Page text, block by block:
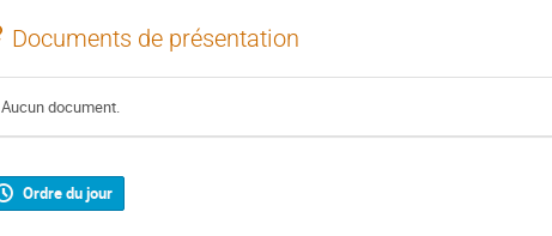
Documents de présentation
Aucun document.
Ordre du jour